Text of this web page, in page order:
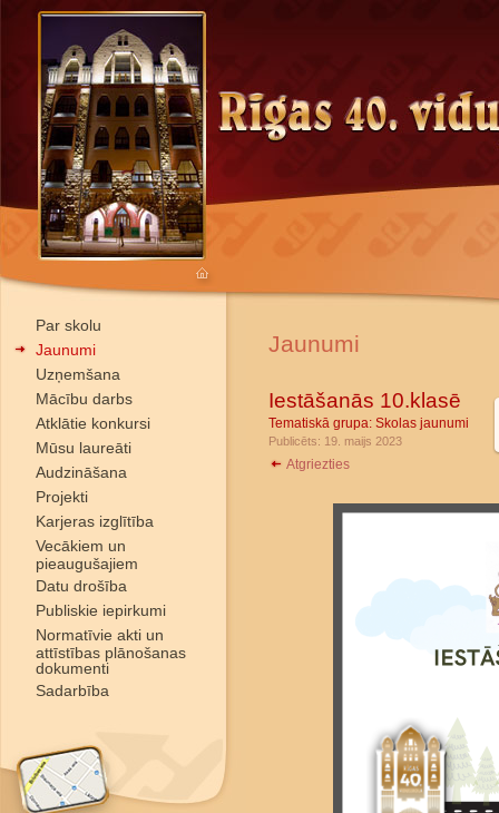
Par skolu
Jaunumi
Uzņemšana
Mācību darbs
Atklātie konkursi
Mūsu laureāti
Audzināšana
Projekti
Karjeras izglītība
Vecākiem un
pieaugušajiem
Datu drošība
Publiskie iepirkumi
Normatīvie akti un
attīstības plānošanas
dokumenti
Sadarbība
Jaunumi
Iestāšanās 10.klasē
Tematiskā grupa: Skolas jaunumi
Publicēts: 19. maijs 2023
Atgriezties